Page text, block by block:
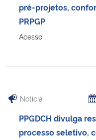
pré-projetos,
PRPGP
Acesso
Notícia
PPGDCH divulga
processo seletivo,